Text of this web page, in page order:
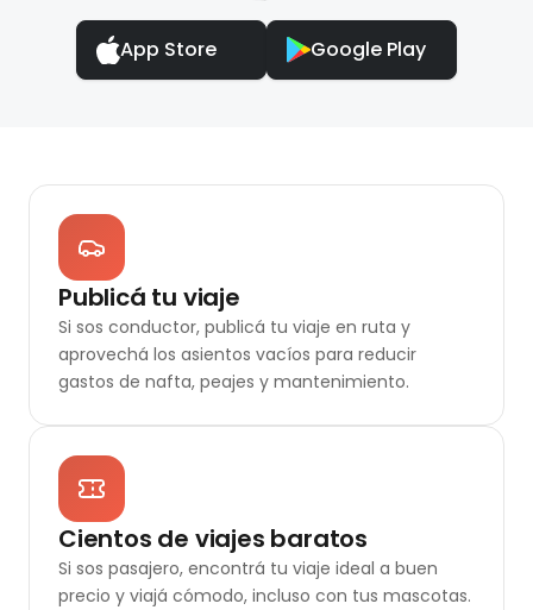
App Store Google Play
Publicá tu viaje
Si sos conductor, publicá tu viaje en ruta y
aprovechá los asientos vacíos para reducir
gastos de nafta, peajes y mantenimiento.
Cientos de viajes baratos
Si sos pasajero, encontrá tu viaje ideal a buen
precio y viajá cómodo, incluso con tus mascotas.